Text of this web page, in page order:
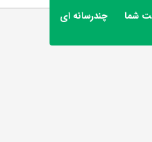
شما چندرسانه ای